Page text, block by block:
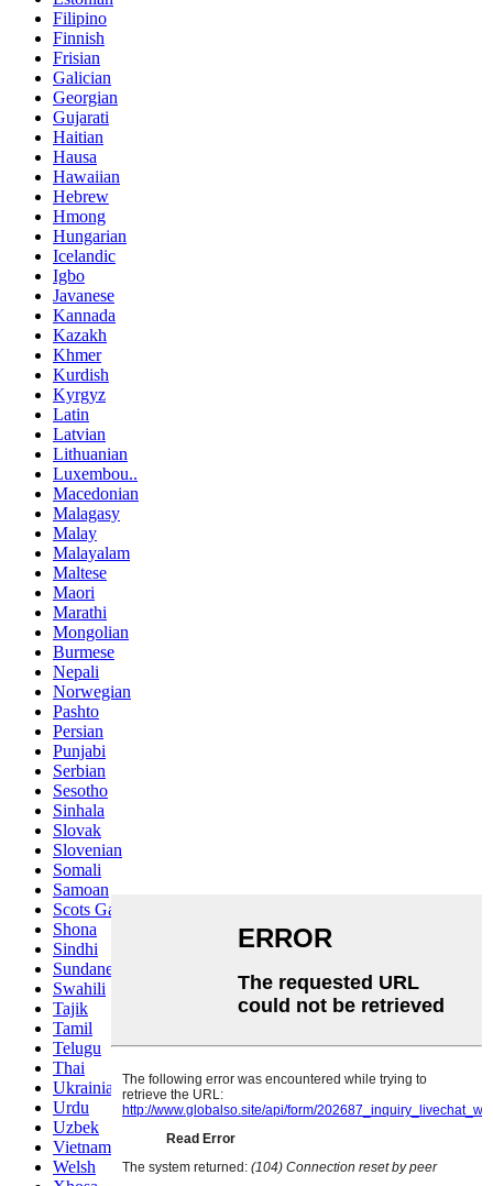
Filipino
Finnish
Frisian
Galician
Georgian
Gujarati
Haitian
Hausa
Hawaiian
Hebrew
Hmong
Hungarian
Icelandic
Igbo
Javanese
Kannada
Kazakh
Khmer
Kurdish
Kyrgyz
Latin
Latvian
Lithuanian
Luxembou..
Macedonian
Malagasy
Malay
Malayalam
Maltese
Maori
Marathi
Mongolian
Burmese
Nepali
Norwegian
Pashto
Persian
Punjabi
Serbian
Sesotho
Sinhala
Slovak
Slovenian
Somali
Samoan
Scots Gaelic
Shona
Sindhi
Sundanese
Swahili
Tajik
Tamil
Telugu
Thai
Ukrainian
Urdu
Uzbek
Vietnamese
Welsh